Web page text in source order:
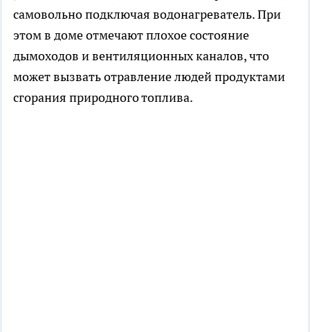
самовольно подключая водонагреватель. При
этом в доме отмечают плохое состояние
дымоходов и вентиляционных каналов, что
может вызвать отравление людей продуктами
сгорания природного топлива.